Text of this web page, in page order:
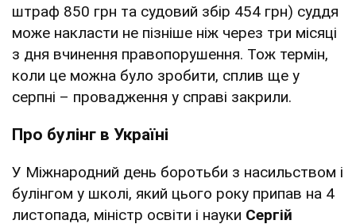
штраф 850 грн та судовий збір 454 грн) суддя
може накласти не пізніше ніж через три місяці
з дня вчинення правопорушення. Тож термін,
коли це можна було зробити, сплив ще у
серпні – провадження у справі закрили.
Про булінг в Україні
У Міжнародний день боротьби з насильством і
булінгом у школі, який цього року припав на 4
листопада, міністр освіти і науки Сергій